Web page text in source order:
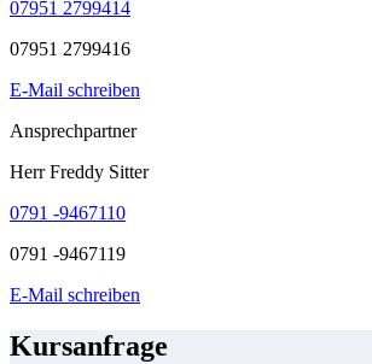
07951 2799414
07951 2799416
E-Mail schreiben
Ansprechpartner
Herr Freddy Sitter
0791 -9467110
0791 -9467119
E-Mail schreiben
Kursanfrage